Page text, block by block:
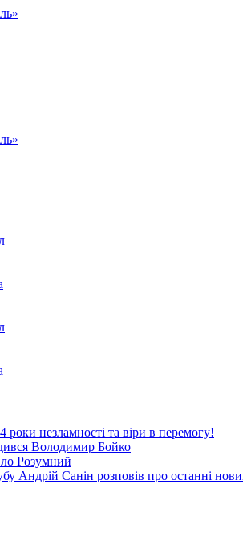
незламності та віри в перемогу!
Володимир Бойко
Розумний
Андрій Санін розповів про останні